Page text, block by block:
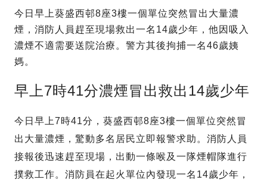
今日早上葵盛西邨8座3樓一個單位突然冒出大量濃
煙，消防人員趕至現場救出一名14歲少年，他因吸入
濃煙不適需要送院治療。警方其後拘捕一名46歲姨
媽。
早上7時41分濃煙冒出救出14歲少年
今日早上7時41分，葵盛西邨8座3樓一個單位突然冒
出大量濃煙，驚動多名居民立即報警求助。消防人員
接報後迅速趕至現場，出動一條喉及一隊煙帽隊進行
撲救工作。消防員在起火單位內發現一名14歲少年，